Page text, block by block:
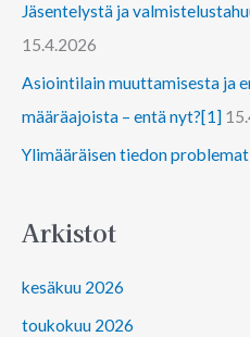
Jäsentelystä ja
15.4.2026
Asiointilain muuttamisesta ja
määräajoista – entä nyt?[1]
Ylimääräisen tiedon
Arkistot
kesäkuu 2026
toukokuu 2026